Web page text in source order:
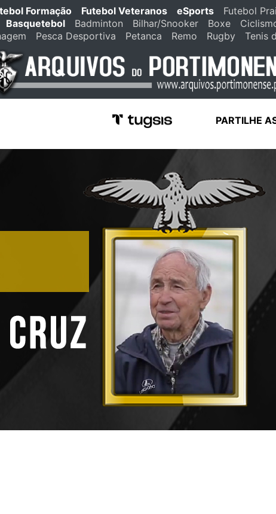
Formação Futebol Veteranos eSports
Futebol
Basquetebol Badminton Bilhar/Snooker Boxe
Pesca Desportiva Petanca Remo Rugby Tenis
PARTILHE